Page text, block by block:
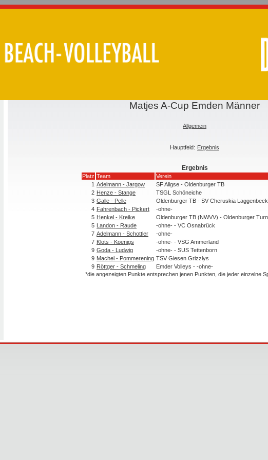
Matjes A-Cup Emden Männer
Allgemein
Hauptfeld: Ergebnis
Ergebnis
Platz Team Verein
1 Adelmann - Jargow SF Aligse - Oldenburger TB
2 Henze - Stange TSGL Schöneiche
3 Galle - Pelle Oldenburger TB - SV Cheruskia Laggenbeck
4 Fahrenbach - Pickert -ohne-
5 Henkel - Kreike Oldenburger TB (NWVV) - Oldenburger
5 Landon - Raude -ohne- - VC Osnabrück
7 Adelmann - Schottler -ohne-
7 Klots - Koenigs -ohne- - VSG Ammerland
9 Goda - Ludwig
-ohne- - SUS Tettenborn
9 Machel - Pommerening TSV Giesen Grizzlys
9 Röttger - Schmeling
Emder Volleys - -ohne-
*die angezeigten Punkte entsprechen jenen Punkten, die jeder einzelne